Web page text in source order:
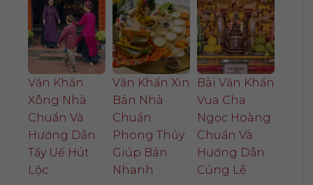
Văn Khấn
Xông Nhà
Chuẩn Và
Hướng Dẫn
Tẩy Uế Hút
Lộc
Văn Khấn Xin
Bán Nhà
Chuẩn
Phong Thủy
Giúp Bán
Nhanh
Bài Văn Khấn
Vua Cha
Ngọc Hoàng
Chuẩn Và
Hướng Dẫn
Cúng Lễ